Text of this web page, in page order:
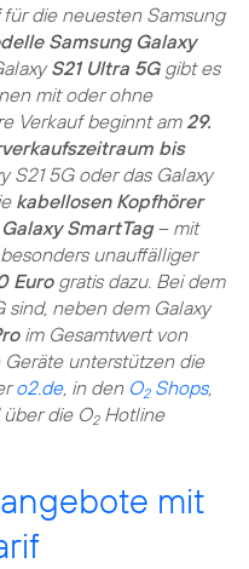
für die neuesten Samsung
Samsung Galaxy
S21 Ultra 5Ggibt es
mit oder ohne
Verkauf beginnt am 29.
bis
S21 5G oder das Galaxy
kabellosen Kopfhörer
Galaxy SmartTag– mit
unauffälliger
Eurogratis dazu. Bei dem
sind, neben dem Galaxy
im Gesamtwert von
unterstützen die
o2.de, in den O2Shops,
die O2Hotline
mit